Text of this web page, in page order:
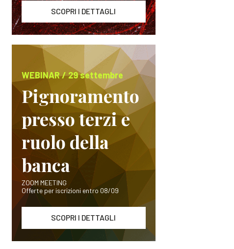
SCOPRI I DETTAGLI
WEBINAR / 29 settembre
Pignoramento
presso terzi e
ruolo della
banca
ZOOM MEETING
Offerte per iscrizioni entro 08/09
SCOPRI I DETTAGLI